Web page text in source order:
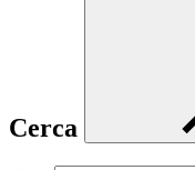
Cerca